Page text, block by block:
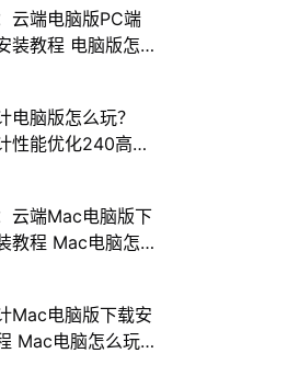
云端电脑版PC端
装教程 电脑版怎
电脑版怎么玩？
性能优化240高帧
云端Mac电脑版下
教程 Mac电脑怎
Mac电脑版下载安
Mac电脑怎么玩